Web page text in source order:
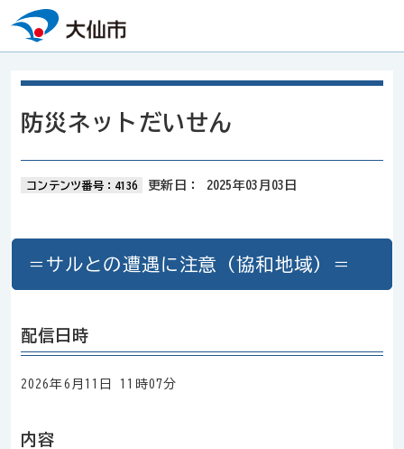
本文へスキップ
防災ネットだいせん
コンテンツ番号：4136 更新日： 2025年03月03日
＝サルとの遭遇に注意（協和地域）＝
配信日時
2026年6月11日 11時07分
内容